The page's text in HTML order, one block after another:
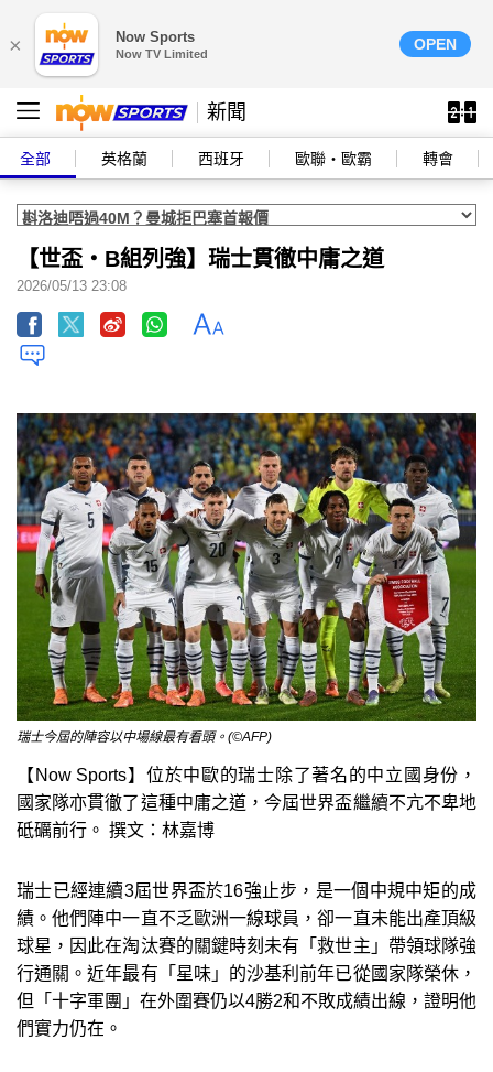
× Now Sports
Now TV Limited
OPEN
新聞
全部 英格蘭 西班牙 歐聯‧歐霸 轉會
【世盃‧B組列強】瑞士貫徹中庸之道
2026/05/13 23:08
瑞士今屆的陣容以中場線最有看頭。(©AFP)
【Now Sports】位於中歐的瑞士除了著名的中立國身份，
國家隊亦貫徹了這種中庸之道，今屆世界盃繼續不亢不卑地
砥礪前行。 撰文：林嘉博
瑞士已經連續3屆世界盃於16強止步，是一個中規中矩的成
績。他們陣中一直不乏歐洲一線球員，卻一直未能出產頂級
球星，因此在淘汰賽的關鍵時刻未有「救世主」帶領球隊強
行通關。近年最有「星味」的沙基利前年已從國家隊榮休，
但「十字軍團」在外圍賽仍以4勝2和不敗成績出線，證明他
們實力仍在。